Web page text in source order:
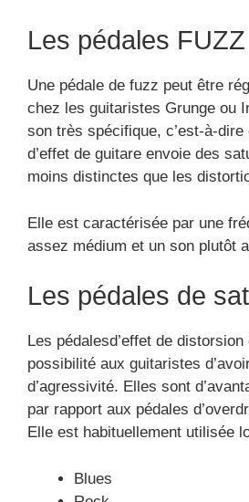
Les pédales FUZZ
Une pédale de fuzz peut être
chez les guitaristes Grunge ou
son très spécifique, c’est-à-dire
d’effet de guitare envoie des
moins distinctes que les
Elle est caractérisée par une
assez médium et un son plutôt
Les pédales de
Les pédalesd’effet de distorsion
possibilité aux guitaristes
d’agressivité. Elles sont
par rapport aux pédales
Elle est habituellement utilisée
Blues